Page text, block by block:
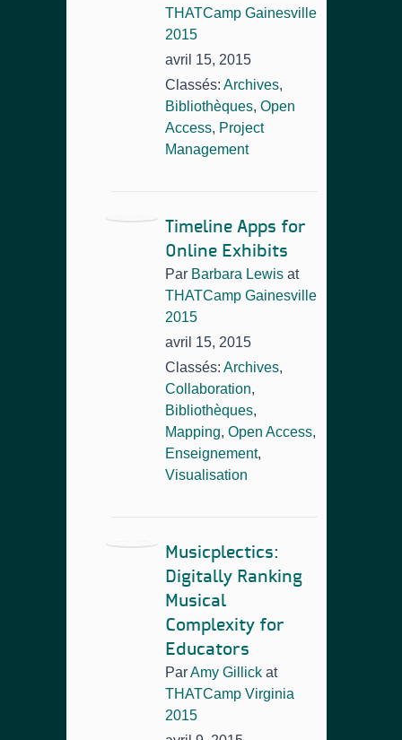
THATCamp Gainesville
2015
avril 15, 2015
Classés: Archives,
Bibliothèques, Open
Access, Project
Management
Timeline Apps for
Online Exhibits
Par Barbara Lewis at
THATCamp Gainesville
2015
avril 15, 2015
Classés: Archives,
Collaboration,
Bibliothèques,
Mapping, Open Access,
Enseignement,
Visualisation
Musicplectics:
Digitally Ranking
Musical
Complexity for
Educators
ParAmy Gillick at
THATCamp Virginia
2015